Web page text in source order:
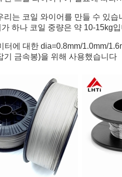
리는 코일 와이어를 만들 수 있습
하나 코일 중량은 약 10-15kg
에 대한 dia=0.8mm/1.0mm/
기 금속봉)을 위해 사용했습니다